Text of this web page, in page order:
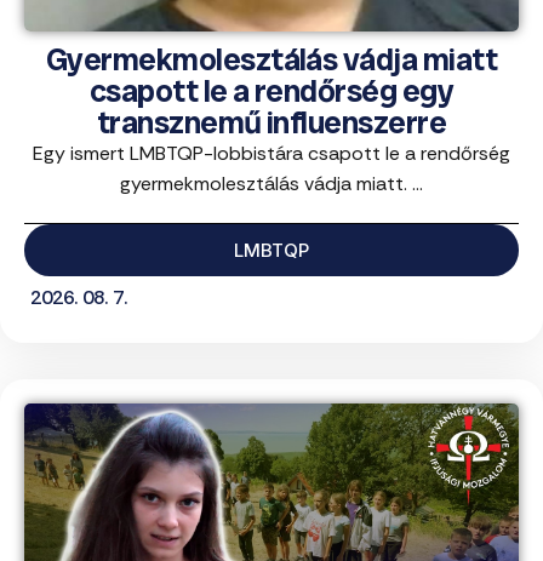
Gyermekmolesztálás vádja miatt
csapott le a rendőrség egy
transznemű influenszerre
Egy ismert LMBTQP-lobbistára csapott le a rendőrség
gyermekmolesztálás vádja miatt. ...
LMBTQP
2026. 08. 7.